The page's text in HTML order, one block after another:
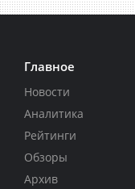
Главное
Новости
Аналитика
Рейтинги
Обзоры
Архив